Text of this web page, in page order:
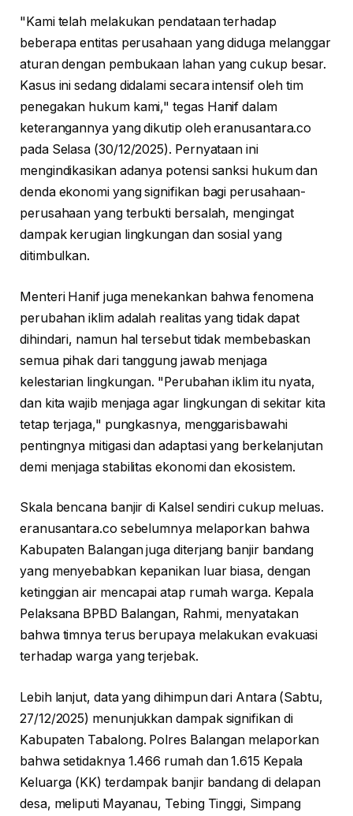
"Kami telah melakukan pendataan terhadap
beberapa entitas perusahaan yang diduga melanggar
aturan dengan pembukaan lahan yang cukup besar.
Kasus ini sedang didalami secara intensif oleh tim
penegakan hukum kami," tegas Hanif dalam
keterangannya yang dikutip oleh eranusantara.co
pada Selasa (30/12/2025). Pernyataan ini
mengindikasikan adanya potensi sanksi hukum dan
denda ekonomi yang signifikan bagi perusahaan-
perusahaan yang terbukti bersalah, mengingat
dampak kerugian lingkungan dan sosial yang
ditimbulkan.
Menteri Hanif juga menekankan bahwa fenomena
perubahan iklim adalah realitas yang tidak dapat
dihindari, namun hal tersebut tidak membebaskan
semua pihak dari tanggung jawab menjaga
kelestarian lingkungan. "Perubahan iklim itu nyata,
dan kita wajib menjaga agar lingkungan di sekitar kita
tetap terjaga," pungkasnya, menggarisbawahi
pentingnya mitigasi dan adaptasi yang berkelanjutan
demi menjaga stabilitas ekonomi dan ekosistem.
Skala bencana banjir di Kalsel sendiri cukup meluas.
eranusantara.co sebelumnya melaporkan bahwa
Kabupaten Balangan juga diterjang banjir bandang
yang menyebabkan kepanikan luar biasa, dengan
ketinggian air mencapai atap rumah warga. Kepala
Pelaksana BPBD Balangan, Rahmi, menyatakan
bahwa timnya terus berupaya melakukan evakuasi
terhadap warga yang terjebak.
Lebih lanjut, data yang dihimpun dari Antara (Sabtu,
27/12/2025) menunjukkan dampak signifikan di
Kabupaten Tabalong. Polres Balangan melaporkan
bahwa setidaknya 1.466 rumah dan 1.615 Kepala
Keluarga (KK) terdampak banjir bandang di delapan
desa, meliputi Mayanau, Tebing Tinggi, Simpang